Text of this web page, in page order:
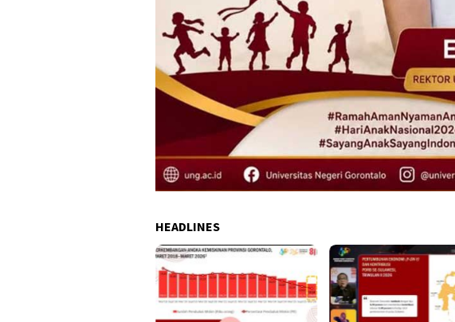
HEADLINES